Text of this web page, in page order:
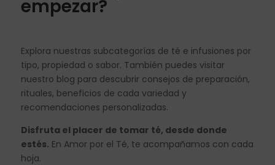
empezar?
Explora nuestras subcategorías de té e infusiones por
tipo, propiedad o sabor. También puedes visitar
nuestro blog para descubrir consejos de preparación,
rituales, beneficios de cada variedad y
recomendaciones personalizadas.
Disfruta el placer de tomar té, desde donde
estés. En Amor por el Té, te acompañamos con cada
hoja.